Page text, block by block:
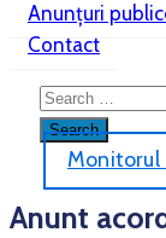
Anunțuri
Contact
Monitorul
Anunt